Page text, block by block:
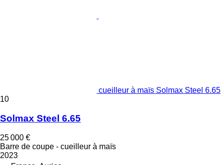
cueilleur à maïs Solmax Steel 6.65
10
Solmax Steel 6.65
25 000 €
Barre de coupe - cueilleur à maïs
2023